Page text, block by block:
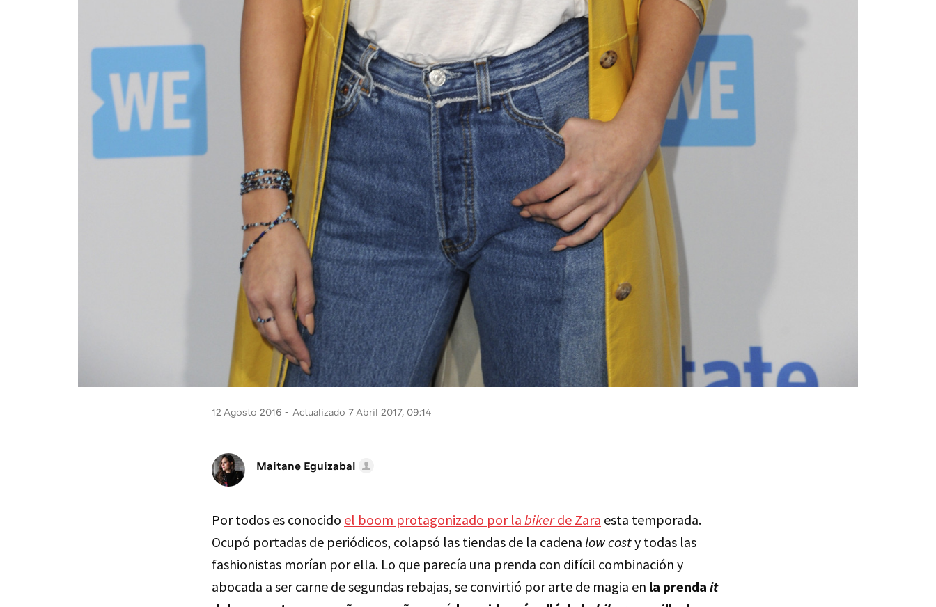
12 Agosto 2016 Actualizado 7 Abril 2017, 09:14
Maitane Eguizabal
Por todos es conocido el boom protagonizado por la bikerde Zara esta temporada.
Ocupó portadas de periódicos, colapsó las tiendas de la cadena low costy todas las
fashionistas morían por ella. Lo que parecía una prenda con difícil combinación y
abocada a ser carne de segundas rebajas, se convirtió por arte de magia en la prenda it